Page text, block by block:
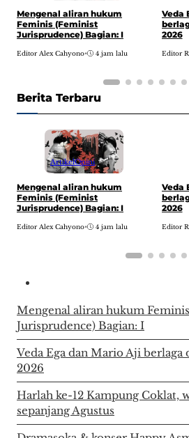
Mengenal aliran hukum
Feminis (Feminist
Jurisprudence) Bagian: I
Editor Alex Cahyono• 4 jam lalu
Veda
2026
Editor
Berita Terbaru
ArtikelOpini
Mengenal aliran hukum
Feminis (Feminist
Jurisprudence) Bagian: I
Editor Alex Cahyono• 4 jam lalu
Veda
2026
Editor
Mengenal aliran hukum
Jurisprudence) Bagian: I
Veda Ega dan Mario Aji
2026
Harlah ke-12 Kampung Coklat,
sepanjang Agustus